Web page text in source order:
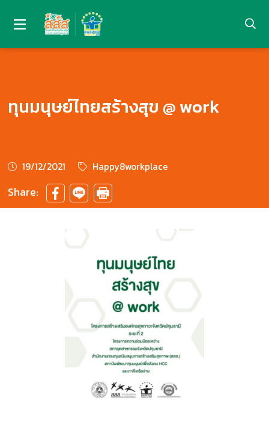
ทุนมนุษย์ไทยสร้างสุข @ work
19/12/2021 Happy8workplace
Share: